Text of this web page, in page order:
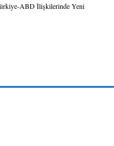
ABD İlişkilerinde Yeni